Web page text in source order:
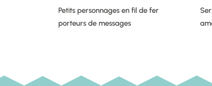
Petits personnages en fil de fer
porteurs de messages